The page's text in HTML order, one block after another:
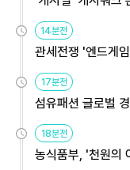
14분전
관세전쟁 '엔드게
용해야
17분전
섬유패션 글로벌
원
18분전
농식품부, '천원의